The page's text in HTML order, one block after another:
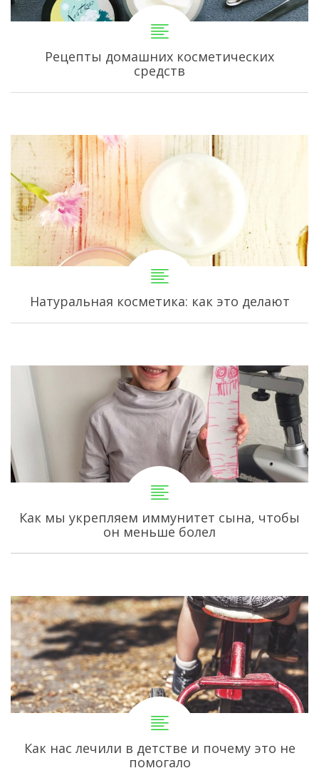
Рецепты домашних косметических
средств
Натуральная косметика: как это делают
Как мы укрепляем иммунитет сына, чтобы
он меньше болел
Как нас лечили в детстве и почему это не
помогало